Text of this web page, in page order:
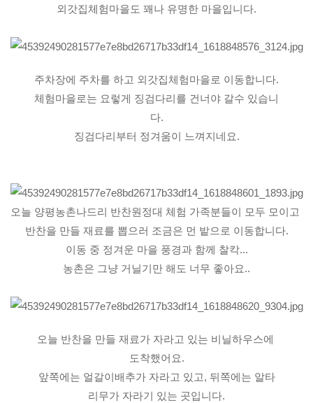
외갓집체험마을도 꽤나 유명한 마을입니다.
주차장에 주차를 하고 외갓집체험마을로 이동합니다.
체험마을로는 요렇게 징검다리를 건너야 갈수 있습니
다.
징검다리부터 정겨움이 느껴지네요.
오늘 양평농촌나드리 반찬원정대 체험 가족분들이 모두 모이고
반찬을 만들 재료를 뽑으러 조금은 먼 밭으로 이동합니다.
이동 중 정겨운 마을 풍경과 함께 찰칵...
농촌은 그냥 거닐기만 해도 너무 좋아요..
오늘 반찬을 만들 재료가 자라고 있는 비닐하우스에
도착했어요.
앞쪽에는 얼갈이배추가 자라고 있고, 뒤쪽에는 알타
리무가 자라기 있는 곳입니다.